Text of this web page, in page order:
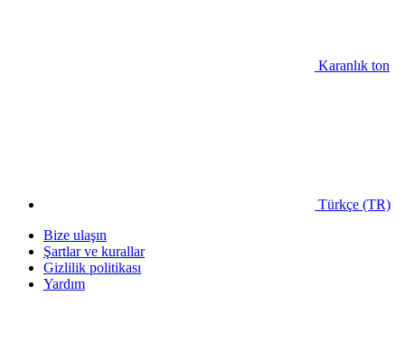
Karanlık ton
Türkçe (TR)
Bize ulaşın
Şartlar ve kurallar
Gizlilik politikası
Yardım